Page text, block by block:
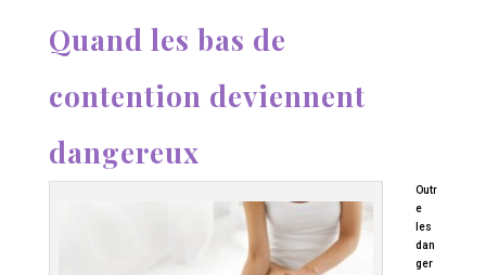
Quand les bas de
contention deviennent
dangereux
Outr
e
les
dan
ger